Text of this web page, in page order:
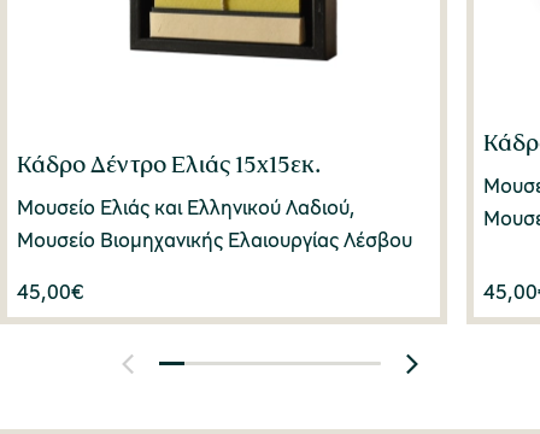
Κάδρο Δέντρο Ελιάς 15x15εκ.
Μουσείο Ελιάς και Ελληνικού Λαδιού,
Μουσείο Βιομηχανικής Ελαιουργίας Λέσβου
45,00€ 45,00